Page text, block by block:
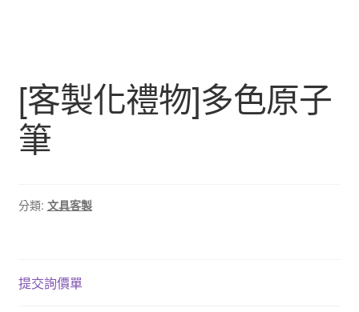
[客製化禮物]多色原子
筆
分類: 文具客製
提交詢價單